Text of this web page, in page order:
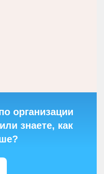
организации
знаете, как